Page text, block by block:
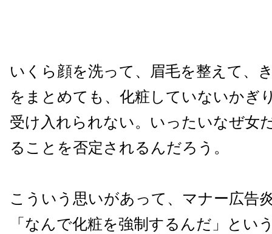
いくら顔を洗って、眉毛を整えて、
をまとめても、化粧していないかぎ
受け入れられない。いったいなぜ女
ることを否定されるんだろう。
こういう思いがあって、マナー広告
「なんで化粧を強制するんだ」とい